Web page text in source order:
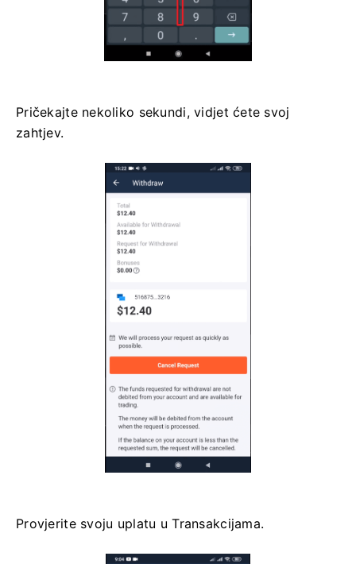
Pričekajte nekoliko sekundi, vidjet ćete svoj
zahtjev.
Provjerite svoju uplatu u Transakcijama.